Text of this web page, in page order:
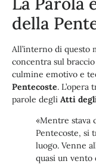
della
All’interno di questo
concentra sul
culmine emotivo e
Pentecoste.
parole degli Atti
«Mentre stava
Pentecoste, si
luogo. Venne
quasi un vento